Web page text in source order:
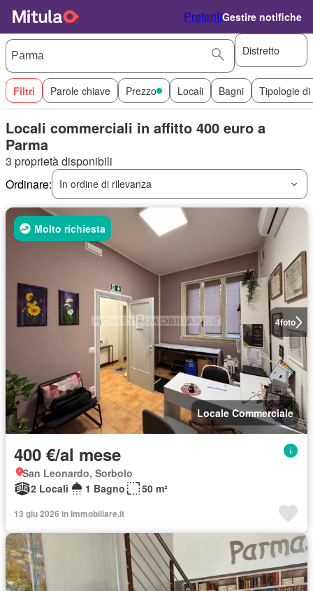
PreferitiGestire notifiche
Distretto
Filtri Parole chiave Prezzo Locali Bagni Tipologie
Locali commerciali in affitto 400 euro a
Parma
3 proprietà disponibili
Ordinare:
In ordine di rilevanza
4foto
Molto richiesta
Locale Commerciale
400 €/al mese
San Leonardo, Sorbolo
2 Locali
1 Bagno 50 m²
13 giu 2026 in Immobiliare.it